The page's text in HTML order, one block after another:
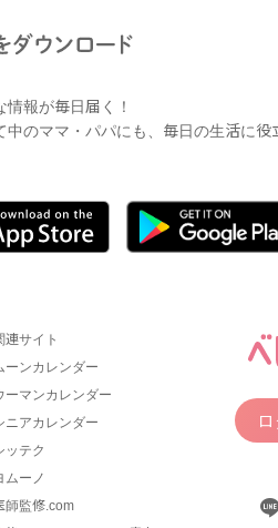
報が毎日届く！
のママ・パパにも、毎日の生活に役
連サイト
ーンカレンダー
ーマンカレンダー
ニアカレンダー
ッテク
ムーノ
師監修.com